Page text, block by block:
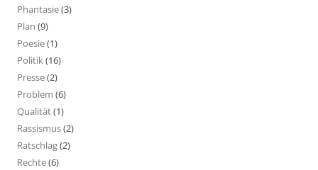
Phantasie(3)
Plan (9)
Poesie(1)
Politik(16)
Presse(2)
Problem (6)
Qualität(1)
Rassismus(2)
Ratschlag(2)
Rechte(6)